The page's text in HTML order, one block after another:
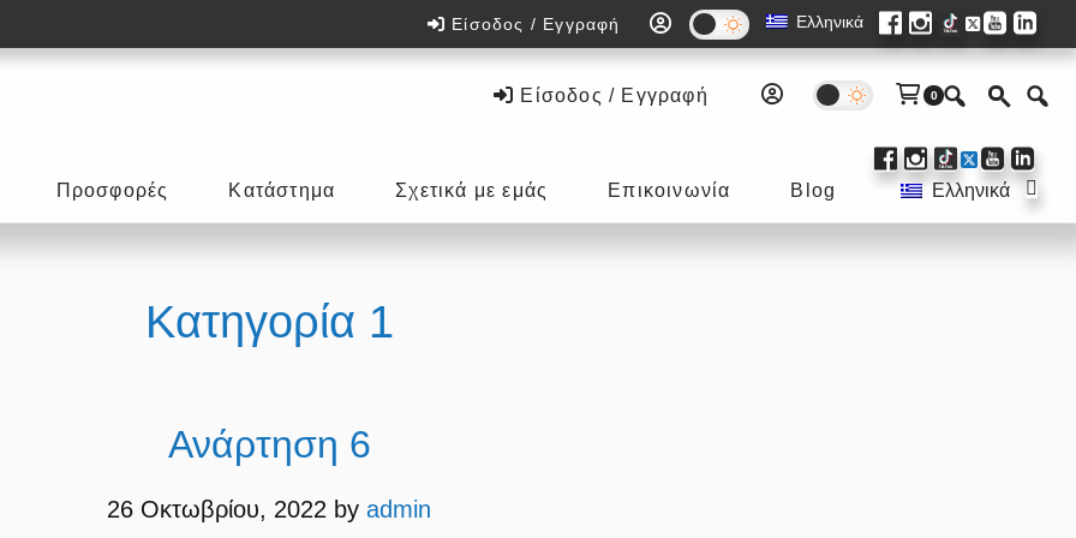
Είσοδος / Εγγραφή Ελληνικά
Είσοδος / Εγγραφή 0
Προσφορές Κατάστημα Σχετικά με εμάς Επικοινωνία Blog Ελληνικά
Κατηγορία 1
Ανάρτηση 6
26 Οκτωβρίου, 2022 by admin